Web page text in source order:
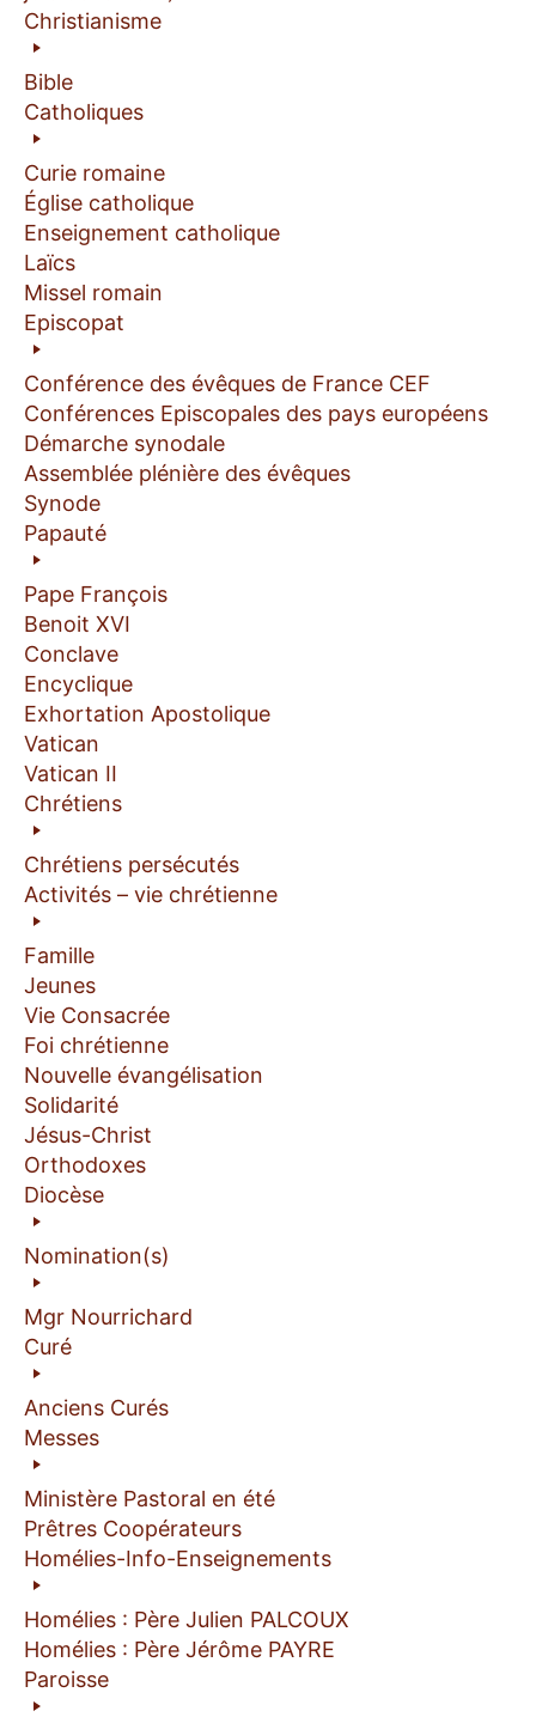
Christianisme
Bible
Catholiques
Curie romaine
Église catholique
Enseignement catholique
Laïcs
Missel romain
Episcopat
Conférence des évêques de France CEF
Conférences Episcopales des pays européens
Démarche synodale
Assemblée plénière des évêques
Synode
Papauté
Pape François
Benoit XVI
Conclave
Encyclique
Exhortation Apostolique
Vatican
Vatican II
Chrétiens
Chrétiens persécutés
Activités – vie chrétienne
Famille
Jeunes
Vie Consacrée
Foi chrétienne
Nouvelle évangélisation
Solidarité
Jésus-Christ
Orthodoxes
Diocèse
Nomination(s)
Mgr Nourrichard
Curé
Anciens Curés
Messes
Ministère Pastoral en été
Prêtres Coopérateurs
Homélies-Info-Enseignements
Homélies : Père Julien PALCOUX
Homélies : Père Jérôme PAYRE
Paroisse